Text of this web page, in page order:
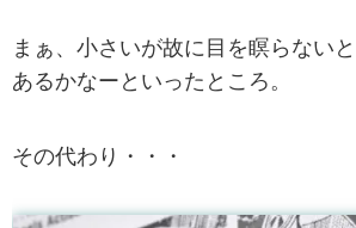
まぁ、小さいが故に目を瞑らない
あるかなーといったところ。
その代わり・・・